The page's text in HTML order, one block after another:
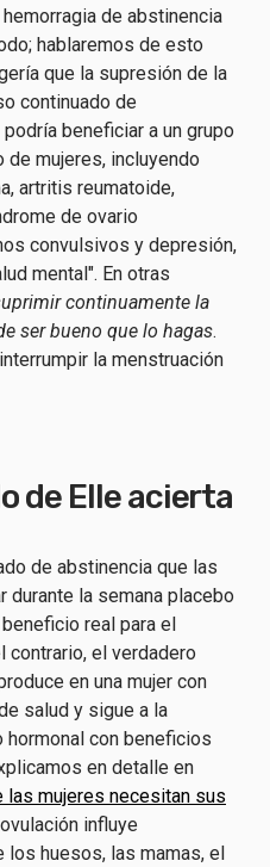
de abstinencia
hablaremos de esto
que la supresión de la
continuado de
beneficiar a un grupo
mujeres, incluyendo
artritis reumatoide,
de ovario
convulsivos y depresión,
mental". En otras
continuamente la
ser bueno que lo hagas.
la menstruación
de Elle acierta
de abstinencia que las
durante la semana placebo
real para el
contrario, el verdadero
en una mujer con
salud y sigue a la
hormonal con beneficios
en detalle en
las mujeres necesitan sus
influye
los huesos, las mamas, el